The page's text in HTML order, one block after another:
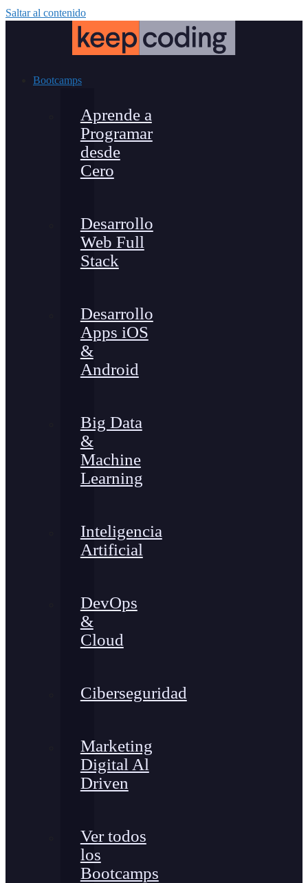
Saltar al contenido
Bootcamps
Aprende a
Programar
desde
Cero
Desarrollo
Web Full
Stack
Desarrollo
Apps iOS
&
Android
Big Data
&
Machine
Learning
Inteligencia
Artificial
DevOps
&
Cloud
Ciberseguridad
Marketing
Digital Al
Driven
Ver todos
los
Bootcamps